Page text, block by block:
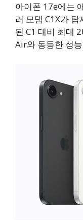
아이폰 17e에는
러 모뎀 C1X가
된 C1 대비 최대
Air와 동등한 성